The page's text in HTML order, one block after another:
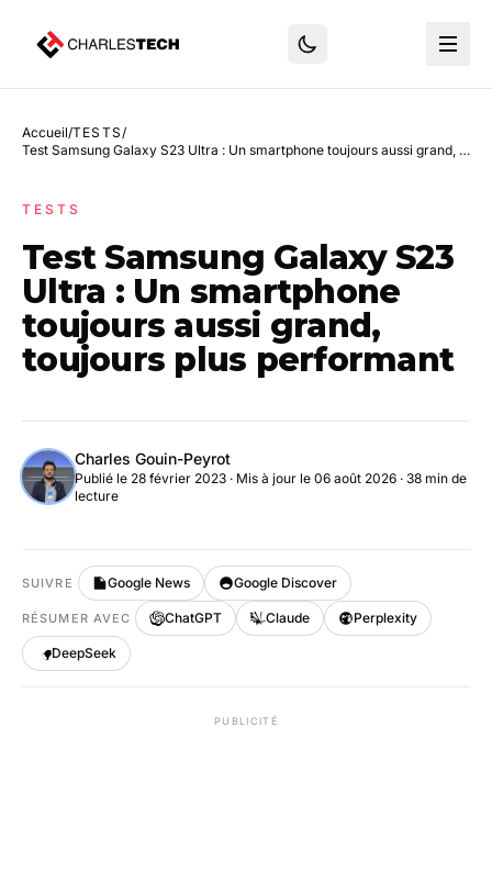
Accueil/TESTS/
Test Samsung Galaxy S23 Ultra : Un smartphone toujours aussi grand, toujours plus performant
TESTS
Test Samsung Galaxy S23
Ultra : Un smartphone
toujours aussi grand,
toujours plus performant
Charles Gouin-Peyrot
Publié le 28 février 2023 · Mis à jour le 06 août 2026 · 38 min de
lecture
SUIVRE Google News Google Discover
RÉSUMER AVEC ChatGPT Claude Perplexity
DeepSeek
PUBLICITÉ